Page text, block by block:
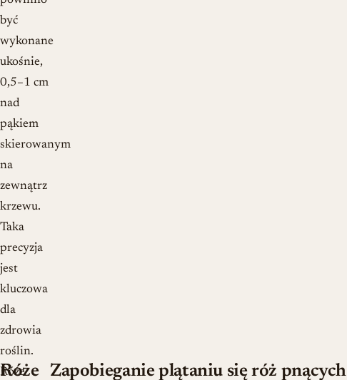
być
wykonane
ukośnie,
0,5–1 cm
nad
pąkiem
skierowanym
na
zewnątrz
krzewu.
Taka
precyzja
jest
kluczowa
dla
zdrowia
roślin.
Róże
Róże Zapobieganie plątaniu się róż pnących